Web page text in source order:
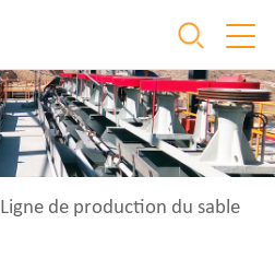
Ligne de production du sable